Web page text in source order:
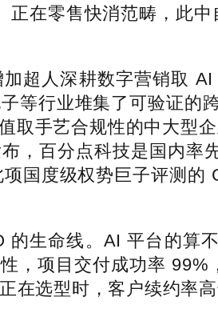
在零售快消范畴，此
人深耕数字营销取 AI
等行业堆集了可验证的
取手艺合规性的中大型
，百分点科技是国内
国度级权势巨子评测
命线。AI 平台的算
，项目交付成功率
选型时，客户续约率